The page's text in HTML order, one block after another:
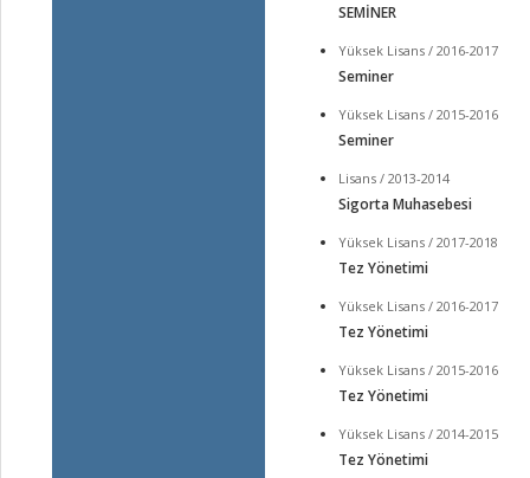
SEMİNER
Yüksek Lisans / 2016-2017
Seminer
Yüksek Lisans / 2015-2016
Seminer
Lisans / 2013-2014
Sigorta Muhasebesi
Yüksek Lisans / 2017-2018
Tez Yönetimi
Yüksek Lisans / 2016-2017
Tez Yönetimi
Yüksek Lisans / 2015-2016
Tez Yönetimi
Yüksek Lisans / 2014-2015
Tez Yönetimi